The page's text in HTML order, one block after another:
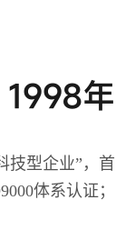
1998年
技型企业”，首
体系认证；